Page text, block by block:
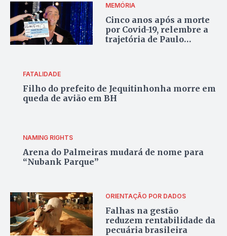
MEMÓRIA
Cinco anos após a morte
por Covid-19, relembre a
trajetória de Paulo
FATALIDADE
Filho do prefeito de Jequitinhonha morre em
queda de avião em BH
NAMING RIGHTS
Arena do Palmeiras mudará de nome para
“Nubank Parque”
ORIENTAÇÃO POR DADOS
Falhas na gestão
reduzem rentabilidade da
pecuária brasileira